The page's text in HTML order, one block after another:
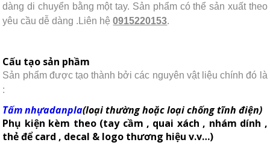
dàng di chuyển bằng một tay. Sản phẩm có thể sản xuất theo
yêu cầu dễ dàng .Liên hệ0915220153.
Cấu tạo sản phầm
Sản phẩm được tạo thành bởi các nguyên vật liệu chính đó là
:
Tấm nhựadanpla(loại thường hoặc loại chống tĩnh điện)
Phụ kiện kèm theo (tay cầm , quai xách , nhám dính ,
thẻ để card , decal & logo thương hiệu v.v…)